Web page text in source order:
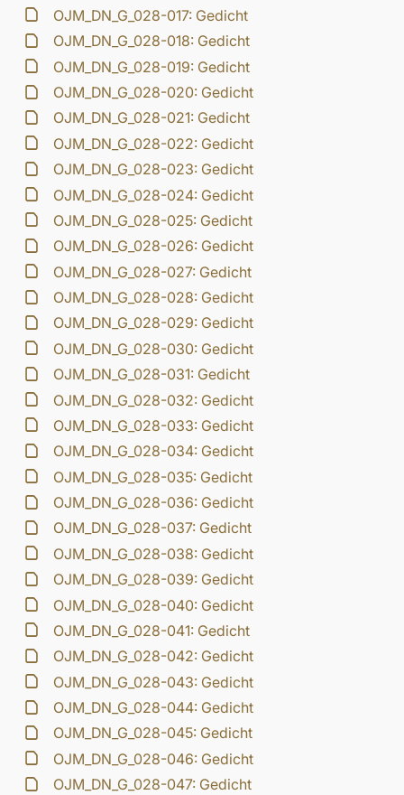
OJM_DN_G_028-017: Gedicht
OJM_DN_G_028-018: Gedicht
OJM_DN_G_028-019: Gedicht
OJM_DN_G_028-020: Gedicht
OJM_DN_G_028-021: Gedicht
OJM_DN_G_028-022: Gedicht
OJM_DN_G_028-023: Gedicht
OJM_DN_G_028-024: Gedicht
OJM_DN_G_028-025: Gedicht
OJM_DN_G_028-026: Gedicht
OJM_DN_G_028-027: Gedicht
OJM_DN_G_028-028: Gedicht
OJM_DN_G_028-029: Gedicht
OJM_DN_G_028-030: Gedicht
OJM_DN_G_028-031: Gedicht
OJM_DN_G_028-032: Gedicht
OJM_DN_G_028-033: Gedicht
OJM_DN_G_028-034: Gedicht
OJM_DN_G_028-035: Gedicht
OJM_DN_G_028-036: Gedicht
OJM_DN_G_028-037: Gedicht
OJM_DN_G_028-038: Gedicht
OJM_DN_G_028-039: Gedicht
OJM_DN_G_028-040: Gedicht
OJM_DN_G_028-041: Gedicht
OJM_DN_G_028-042: Gedicht
OJM_DN_G_028-043: Gedicht
OJM_DN_G_028-044: Gedicht
OJM_DN_G_028-045: Gedicht
OJM_DN_G_028-046: Gedicht
OJM_DN_G_028-047: Gedicht